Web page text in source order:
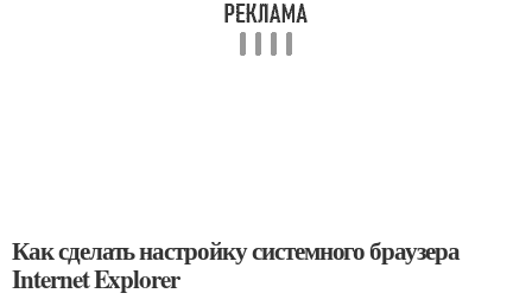
Как сделать настройку системного браузера
Internet Explorer